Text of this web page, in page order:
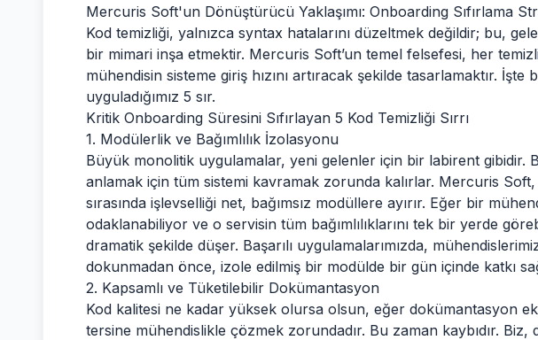
Mercuris Soft'un Dönüştürücü Yaklaşımı: Onboarding Sıfırlama
Kod temizliği, yalnızca syntax hatalarını düzeltmek değildir; bu,
bir mimari inşa etmektir. Mercuris Soft’un temel felsefesi, her
mühendisin sisteme giriş hızını artıracak şekilde tasarlamaktır.
uyguladığımız 5 sır.
Kritik Onboarding Süresini Sıfırlayan 5 Kod Temizliği Sırrı
1. Modülerlik ve Bağımlılık İzolasyonu
Büyük monolitik uygulamalar, yeni gelenler için bir labirent gibidir.
anlamak için tüm sistemi kavramak zorunda kalırlar. Mercuris
sırasında işlevselliği net, bağımsız modüllere ayırır. Eğer bir
odaklanabiliyor ve o servisin tüm bağımlılıklarını tek bir yerde
dramatik şekilde düşer. Başarılı uygulamalarımızda,
dokunmadan önce, izole edilmiş bir modülde bir gün içinde katkı
2. Kapsamlı ve Tüketilebilir Dokümantasyon
Kod kalitesi ne kadar yüksek olursa olsun, eğer dokümantasyon
tersine mühendislikle çözmek zorundadır. Bu zaman kaybıdır.